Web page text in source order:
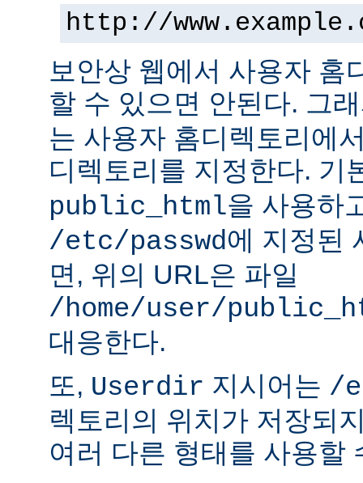
http://
보안상 웹에서 사용자 홈
할 수 있으면 안된다. 그
는 사용자 홈디렉토리에
디렉토리를 지정한다. 기
public_html을 사용하
/etc/passwd에 지정된
면, 위의 URL은 파일
/home/user/
대응한다.
또, Userdir 지시어는 /
렉토리의 위치가 저장되
여러 다른 형태를 사용할